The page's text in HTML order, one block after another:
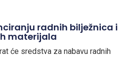
radnih bilježnica i
materijala
će sredstva za nabavu radnih